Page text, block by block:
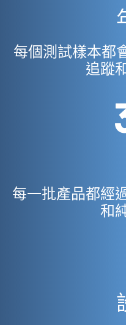
每個測試樣本都
追蹤
每一批產品都經
和